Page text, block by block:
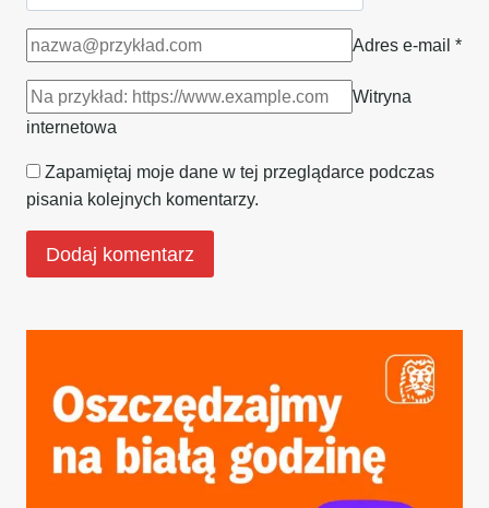
Adres e-mail *
Witryna
internetowa
Zapamiętaj moje dane w tej przeglądarce podczas
pisania kolejnych komentarzy.